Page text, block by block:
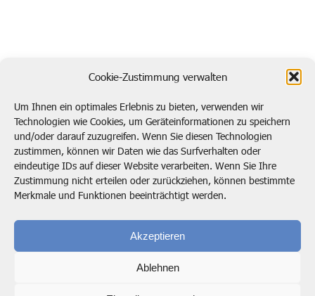
Cookie-Zustimmung verwalten
Um Ihnen ein optimales Erlebnis zu bieten, verwenden wir
Technologien wie Cookies, um Geräteinformationen zu speichern
und/oder darauf zuzugreifen. Wenn Sie diesen Technologien
zustimmen, können wir Daten wie das Surfverhalten oder
eindeutige IDs auf dieser Website verarbeiten. Wenn Sie Ihre
Zustimmung nicht erteilen oder zurückziehen, können bestimmte
Merkmale und Funktionen beeinträchtigt werden.
Akzeptieren
Ablehnen
zurück zur Übersicht
Kontaktieren Sie uns!
post@btp.de
02104 138920
Bode, Timm & Partner GmbH
Marie-Curie-Straße 4